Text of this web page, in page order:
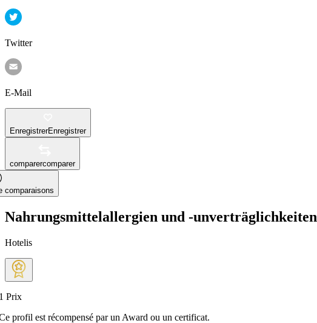
Twitter
E-Mail
EnregistrerEnregistrer
comparercomparer
comparaisons
Nahrungsmittelallergien und -unverträglichkeiten
Hotelis
Prix
profil est récompensé par un Award ou un certificat.